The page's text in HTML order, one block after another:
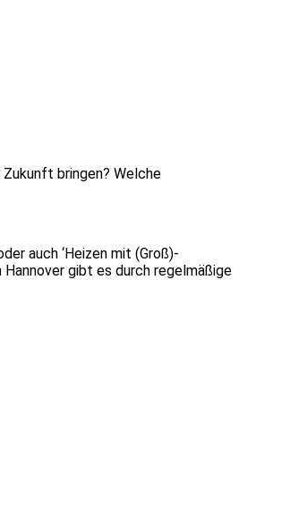
bringen? Welche
auch ‘Heizen mit (Groß)-
gibt es durch regelmäßige